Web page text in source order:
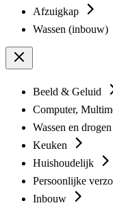
Afzuigkap
Wassen (inbouw)
Beeld & Geluid
Computer,
Wassen en drogen
Keuken
Huishoudelijk
Persoonlijke
Inbouw